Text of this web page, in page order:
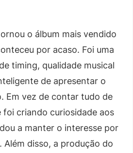
o álbum mais vendido
por acaso. Foi uma
timing, qualidade musical
de apresentar o
Em vez de contar tudo de
foi criando curiosidade aos
a manter o interesse por
Além disso, a produção do